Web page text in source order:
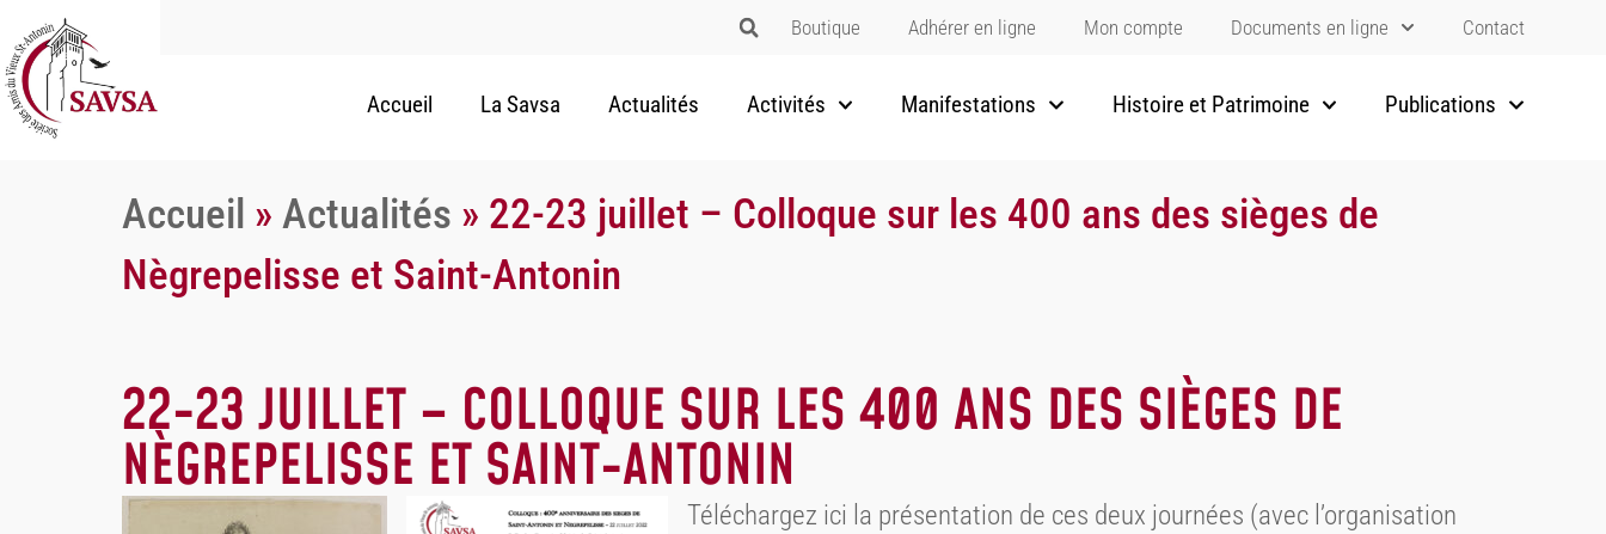
Boutique Adhérer en ligne Mon compte Documents en ligne Contact
Accueil La Savsa Actualités Activités Manifestations Histoire et Patrimoine Publications
Accueil » Actualités » 22-23 juillet – Colloque sur les 400 ans des sièges de
Nègrepelisse et Saint-Antonin
22-23 JUILLET – COLLOQUE SUR LES 400 ANS DES SIÈGES DE
NÈGREPELISSE ET SAINT-ANTONIN
Téléchargez ici la présentation de ces deux journées (avec l’organisation